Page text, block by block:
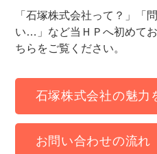
「石塚株式会社って？」「
い…」など当ＨＰへ初めて
ちらをご覧ください。
石塚株式会社の魅力
お問い合わせの流れ